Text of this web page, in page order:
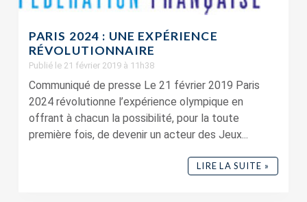
PARIS 2024 : UNE EXPÉRIENCE
RÉVOLUTIONNAIRE
Publié le 21 février 2019 à 11h38
Communiqué de presse Le 21 février 2019 Paris
2024 révolutionne l’expérience olympique en
offrant à chacun la possibilité, pour la toute
première fois, de devenir un acteur des Jeux...
LIRE LA SUITE »